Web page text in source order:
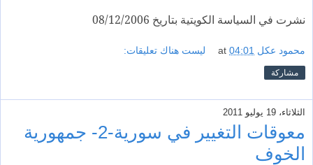
نشرت في السياسة الكويتية بتاريخ 08/12/2006
محمود عكل at 04:01 ليست هناك تعليقات:
مشاركة
الثلاثاء، 19 يوليو 2011
معوقات التغيير في سورية-2- جمهورية
الخوف